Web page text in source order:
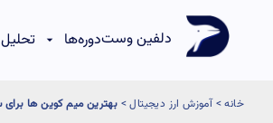
دلفین وستدوره‌ها تحلیل
خانه>آموزش ارز دیجیتال> بهترین میم کوین ها برای